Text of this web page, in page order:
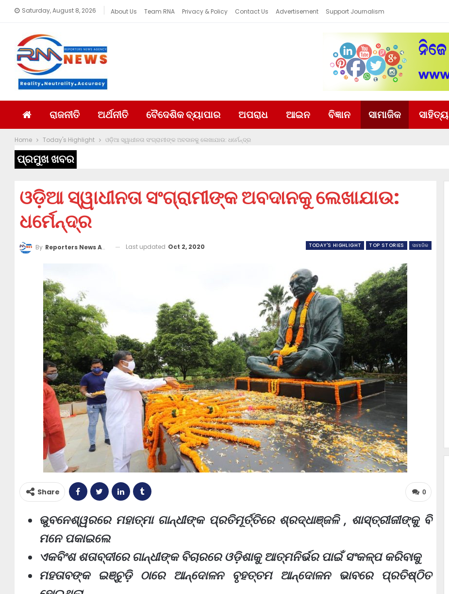
Saturday, August 8, 2026 About Us Team RNA Privacy & Policy Contact Us Advertisement Support Journalism
ରାଜନୀତି ଅର୍ଥନୀତି ବୈଦେଶିକ ବ୍ୟାପାର ଅପରାଧ ଆଇନ ବିଜ୍ଞାନ ସାମାଜିକ ସାହିତ୍ୟ
Home Today's Highlight ଓଡ଼ିଆ ସ୍ୱାଧୀନତା ସଂଗ୍ରାମୀଙ୍କ ଅବଦାନକୁ ଲେଖାଯାଉ: ଧର୍ମେନ୍ଦ୍ର
ପ୍ରମୁଖ ଖବର
ଓଡ଼ିଆ ସ୍ୱାଧୀନତା ସଂଗ୍ରାମୀଙ୍କ ଅବଦାନକୁ ଲେଖାଯାଉ:
ଧର୍ମେନ୍ଦ୍ର
TODAY'S HIGHLIGHT TOP STORIES ସାମାଜିକ
By Reporters News Agency Last updated Oct 2, 2020
0
Share
ଭୁବନେଶ୍ୱରରେ ମହାତ୍ମା ଗାନ୍ଧୀଙ୍କ ପ୍ରତିମୂର୍ତ୍ତିରେ ଶ୍ରଦ୍ଧାଞ୍ଜଳି , ଶାସ୍ତ୍ରୀଜୀଙ୍କୁ ବି
ମନେ ପକାଇଲେ
ଏକବିଂଶ ଶତାବ୍ଦୀରେ ଗାନ୍ଧୀଙ୍କ ବିଚାରରେ ଓଡ଼ିଶାକୁ ଆତ୍ମନିର୍ଭର ପାଇଁ ସଂକଳ୍ପ କରିବାକୁ
ମହତାବଙ୍କ ଇଞ୍ଚୁଡ଼ି ଠାରେ ଆନ୍ଦୋଳନ ବୃହତ୍ତମ ଆନ୍ଦୋଳନ ଭାବରେ ପ୍ରତିଷ୍ଠିତ